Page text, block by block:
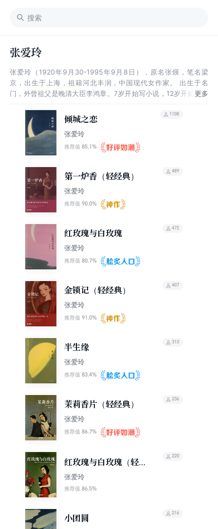
张爱玲
张爱玲（1920年9月30-1995年9月8日），原名张煐，笔名梁
京，出生于上海，祖籍河北丰润，中国现代女作家。 出生于名
门，外曾祖父是晚清大臣李鸿章。7岁开始写小说，12岁开始在校
炉香》《倾城之恋》《心经》《金锁记》等小说，震动上海文坛。
1955年，赴美国定居，后翻译了清代小说《海上花》《海上花列
传》。1956年，与德裔美国人赖雅结婚。1969年，受聘于加州大
学伯克利分校中国研究中心，主要从事古典小说的研究，著有红学
论集《红楼梦魇》。1973年，定居美国加利福尼亚州洛杉矶，晚
年于寓所深居简出。1995年9月8日，因动脉硬化心血管病于美国
洛杉矶去世，终年75岁。
倾城之恋
张爱玲
推荐值 85.1%
1108
第一炉香（轻经典）
张爱玲
推荐值 90.0%
489
红玫瑰与白玫瑰
张爱玲
推荐值 80.7%
472
金锁记（轻经典）
张爱玲
推荐值 91.0%
407
半生缘
张爱玲
推荐值 83.4%
313
茉莉香片（轻经典）
张爱玲
推荐值 86.7%
236
红玫瑰与白玫瑰（轻经
典）
张爱玲
推荐值 86.5%
220
小团圆
216